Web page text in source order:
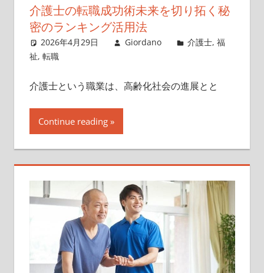
介護士の転職成功術未来を切り拓く秘
密のランキング活用法
2026年4月29日 Giordano 介護士,福
祉, 転職
介護士という職業は、高齢化社会の進展とと
Continue reading